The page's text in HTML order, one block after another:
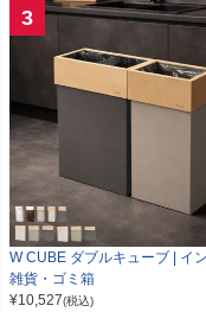
3
W CUBE ダブルキューブ | イ
雑貨・ゴミ箱
¥10,527(税込)